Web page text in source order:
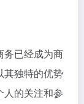
务已经成为商
其独特的优势
人的关注和参